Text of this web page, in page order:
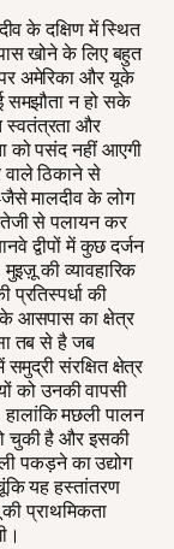
के दक्षिण में स्थित
खोने के लिए बहुत
पर अमेरिका और यूके
समझौता न हो सके
स्वतंत्रता और
को पसंद नहीं आएगी
वाले ठिकाने से
मालदीव के लोग
तेजी से पलायन कर
द्वीपों में कुछ दर्जन
की व्यावहारिक
की
के आसपास का क्षेत्र
तब से है जब
संरक्षित क्षेत्र
को उनकी वापसी
मछली पालन
चुकी है और इसकी
पकड़ने का उद्योग
यह हस्तांतरण
प्राथमिकता